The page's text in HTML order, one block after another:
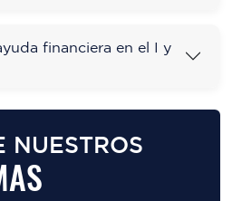
NUESTROS
financiera en el I y